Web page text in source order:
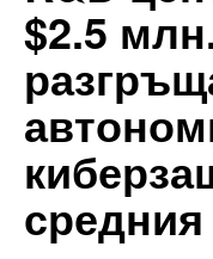
$2.5